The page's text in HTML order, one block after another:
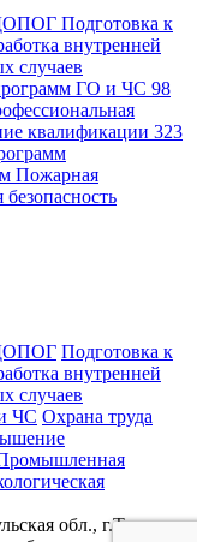
Подготовка к
внутренней
случаев
ГО и ЧС 98
квалификации 323
Пожарная
безопасность
Подготовка к
внутренней
случаев
ЧС Охрана труда
обл., г.Тула,